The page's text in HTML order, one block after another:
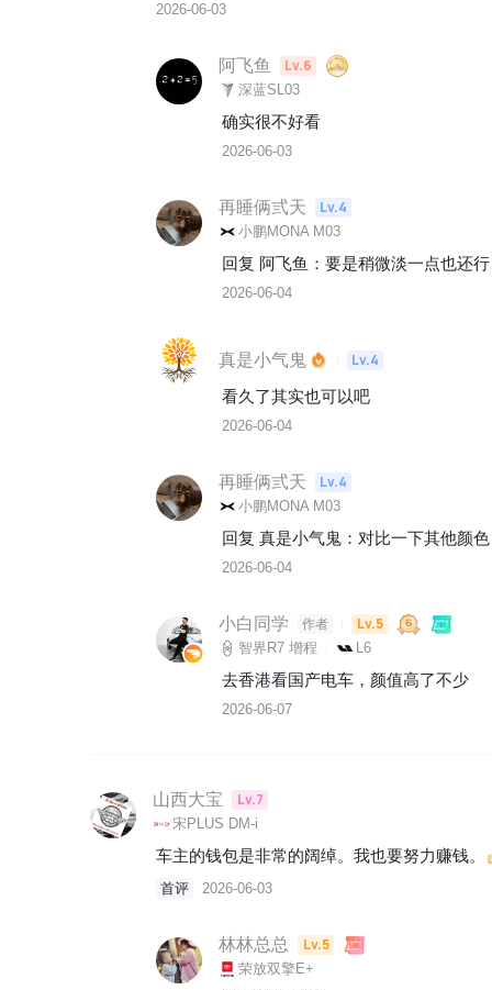
2026-06-03
阿飞鱼 Lv.6
深蓝SL03
确实很不好看
2026-06-03
再睡俩弎天 Lv.4
小鹏MONA M03
回复 阿飞鱼 ： 要是稍微淡一点也还行
2026-06-04
真是小气鬼
Lv.4
看久了其实也可以吧
2026-06-04
再睡俩弎天 Lv.4
小鹏MONA M03
回复 真是小气鬼 ： 对比一下其他颜
2026-06-04
小白同学 作者 Lv.5
智界R7 增程 L6
去香港看国产电车，颜值高了不少
2026-06-07
山西大宝 Lv.7
宋PLUS DM-i
车主的钱包是非常的阔绰。我也要努力赚钱。
首评 2026-06-03
林林总总 Lv.5
荣放双擎E+